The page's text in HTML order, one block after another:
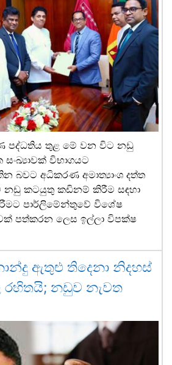
පද්ධතිය තුළ මේ වන විට නඩු
විභාගයට
බවට අධිකරණ අමාත්‍යාංශ දත්ත
නඩු කටයුතු කඩිනම් කිරීම සඳහා
පාර්ලිමේන්තුවේ විශේෂ
පත්කරන ලෙස ඉල්ලා විපක්ෂ
ඇතුළු තිදෙනා නිදහස්
නඩුව නැවත